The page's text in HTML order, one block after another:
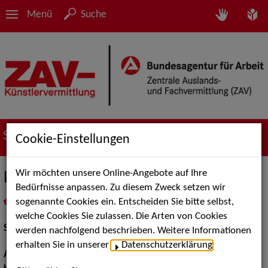
Menü Suche
Suche nach Künstler*innen
Ben Bela Böhm
als PDF speichern
inMeine Merklistelegen
Schauspiel:Bühne, Film und TV
Augenfarbe:
Cookie-Einstellungen
Wir möchten unsere Online-Angebote auf Ihre
Bedürfnisse anpassen. Zu diesem Zweck setzen wir
sogenannte Cookies ein. Entscheiden Sie bitte selbst,
welche Cookies Sie zulassen. Die Arten von Cookies
werden nachfolgend beschrieben. Weitere Informationen
erhalten Sie in unserer
Datenschutzerklärung